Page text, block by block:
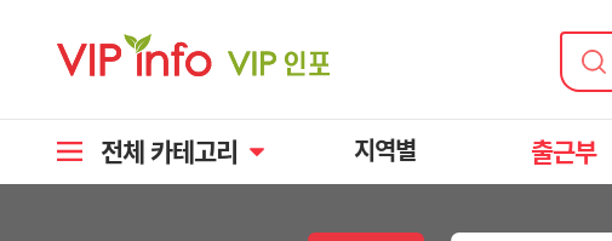
전체 카테고리 지역별 출근부